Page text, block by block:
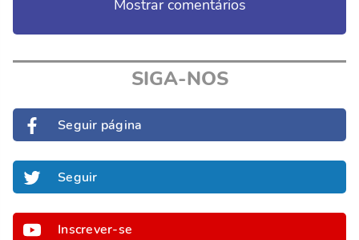
Mostrar comentários
SIGA-NOS
Seguir página
Seguir
Inscrever-se